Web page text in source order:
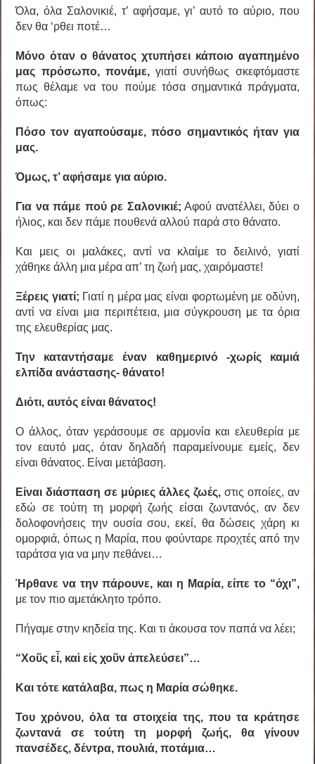
Όλα, όλα Σαλονικιέ, τ’ αφήσαμε, γι’ αυτό το αύριο, που
δεν θα ‘ρθει ποτέ…
Μόνο όταν ο θάνατος χτυπήσει κάποιο αγαπημένο
μας πρόσωπο, πονάμε,γιατί συνήθως σκεφτόμαστε
πως θέλαμε να του πούμε τόσα σημαντικά πράγματα,
όπως:
Πόσο τον αγαπούσαμε, πόσο σημαντικός ήταν για
μας.
Όμως, τ’ αφήσαμε για αύριο.
Για να πάμε πού ρε Σαλονικιέ; Αφού ανατέλλει, δύει ο
ήλιος, και δεν πάμε πουθενά αλλού παρά στο θάνατο.
Και μεις οι μαλάκες, αντί να κλαίμε το δειλινό, γιατί
χάθηκε άλλη μια μέρα απ’ τη ζωή μας, χαιρόμαστε!
Ξέρεις γιατί; Γιατί η μέρα μας είναι φορτωμένη με οδύνη,
αντί να είναι μια περιπέτεια, μια σύγκρουση με τα όρια
της ελευθερίας μας.
Την καταντήσαμε έναν καθημερινό -χωρίς καμιά
ελπίδα ανάστασης- θάνατο!
Διότι, αυτός είναι θάνατος!
Ο άλλος, όταν γεράσουμε σε αρμονία και ελευθερία με
τον εαυτό μας, όταν δηλαδή παραμείνουμε εμείς, δεν
είναι θάνατος. Είναι μετάβαση.
Είναι διάσπαση σε μύριες άλλες ζωές,στις οποίες, αν
εδώ σε τούτη τη μορφή ζωής είσαι ζωντανός, αν δεν
δολοφονήσεις την ουσία σου, εκεί, θα δώσεις χάρη κι
ομορφιά, όπως η Μαρία, που φούνταρε προχτές από την
ταράτσα για να μην πεθάνει…
Ήρθανε να την πάρουνε, και η Μαρία, είπε το “όχι”,
με τον πιο αμετάκλητο τρόπο.
Πήγαμε στην κηδεία της. Και τι άκουσα τον παπά να λέει;
“Χοῦς εἶ, καὶ εἰς χοῦνἀπελεύσει”…
Και τότε κατάλαβα, πως η Μαρία σώθηκε.
Του χρόνου, όλα τα στοιχεία της, που τα κράτησε
ζωντανά σε τούτη τη μορφή ζωής, θα γίνουν
πανσέδες, δέντρα, πουλιά, ποτάμια…